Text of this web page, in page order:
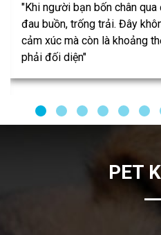
"Khi người bạn bốn chân
đau buồn, trống trải. Đây
cảm xúc mà còn là khoảng
phải đối diện"
PET